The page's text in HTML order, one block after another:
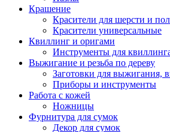
Крашение
Красители для шерсти и
Красители универсальные
Квиллинг и оригами
Инструменты для
Выжигание и резьба по дереву
Заготовки для выжигания,
Приборы и инструменты
Работа с кожей
Ножницы
Фурнитура для сумок
Декор для сумок